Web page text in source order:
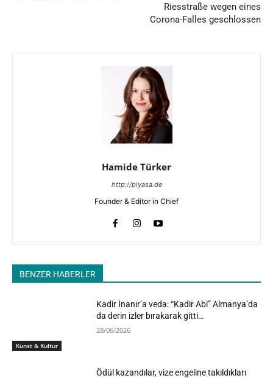
Riesstraße wegen eines
Corona-Falles geschlossen
Hamide Türker
http://piyasa.de
Founder & Editor in Chief
BENZER HABERLER
Kunst & Kultur
Kadir İnanır’a veda: “Kadir Abi” Almanya’da
da derin izler bırakarak gitti…
28/06/2026
Ödül kazandılar, vize engeline takıldıkları